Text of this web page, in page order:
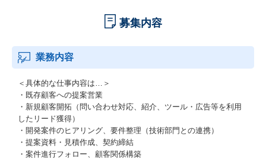
募集内容
業務内容
＜具体的な仕事内容は…＞
・既存顧客への提案営業
・新規顧客開拓（問い合わせ対応、紹介、ツール・広告等を利用
したリード獲得）
・開発案件のヒアリング、要件整理（技術部門との連携）
・提案資料・見積作成、契約締結
・案件進行フォロー、顧客関係構築